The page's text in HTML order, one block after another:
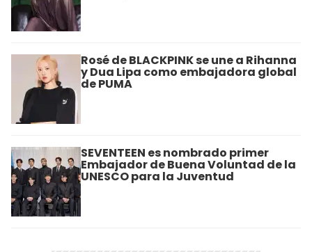
Rosé de BLACKPINK se une a Rihanna
y Dua Lipa como embajadora global
de PUMA
SEVENTEEN es nombrado primer
Embajador de Buena Voluntad de la
UNESCO para la Juventud